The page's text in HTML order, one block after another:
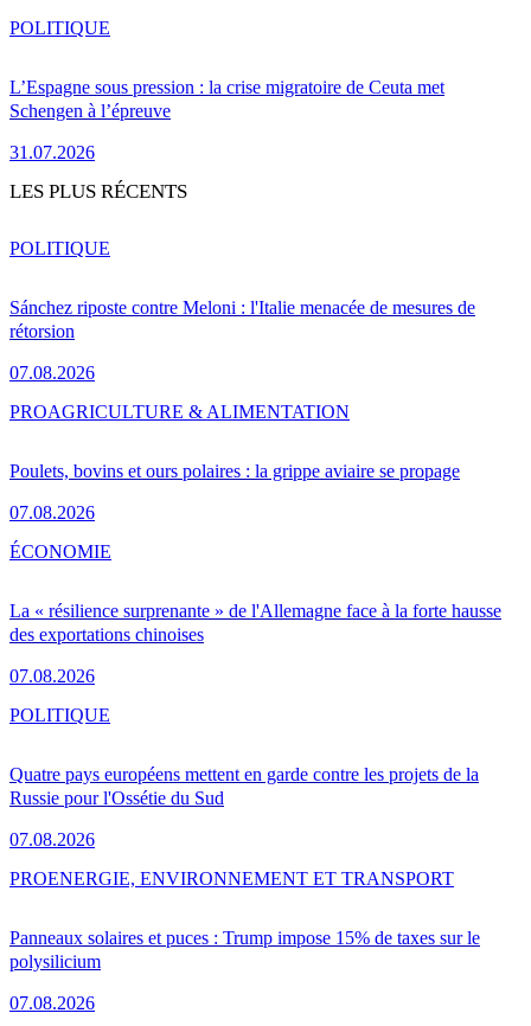
L’Espagne sous pression : la crise migratoire de Ceuta met
Schengen à l’épreuve
31.07.2026
POLITIQUE
LES PLUS RÉCENTS
Sánchez riposte contre Meloni : l'Italie menacée de mesures de
rétorsion
07.08.2026
POLITIQUE
Poulets, bovins et ours polaires : la grippe aviaire se propage
07.08.2026
PROAGRICULTURE & ALIMENTATION
La « résilience surprenante » de l'Allemagne face à la forte hausse
des exportations chinoises
07.08.2026
ÉCONOMIE
Quatre pays européens mettent en garde contre les projets de la
Russie pour l'Ossétie du Sud
07.08.2026
POLITIQUE
Panneaux solaires et puces : Trump impose 15% de taxes sur le
polysilicium
07.08.2026
PROENERGIE, ENVIRONNEMENT ET TRANSPORT